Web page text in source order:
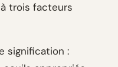
trois facteurs
signification :